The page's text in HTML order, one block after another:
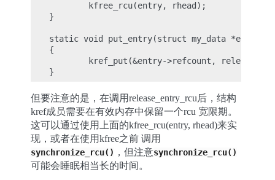
        kfree_rcu(entry, rhead);
}
static void put_entry(struct my_data *entry)
{
kref_put(&entry->refcount,
但要注意的是，在调用release_entry_rcu后，结构
kref成员需要在有效内存中保留一个rcu 宽限期。
这可以通过使用上面的kfree_rcu(entry, rhead)来实
现，或者在使用kfree之前 调用
synchronize_rcu() ，但注意synchronize_rcu()
可能会睡眠相当长的时间。